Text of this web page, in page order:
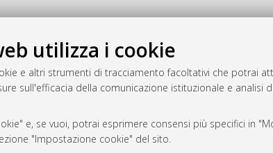
utilizza i cookie
e altri strumenti di tracciamento facoltativi che potrai
sull'efficacia della comunicazione istituzionale e analisi
e, se vuoi, potrai esprimere consensi più specifici in
"Impostazione cookie" del sito.
Questa lista e' stata